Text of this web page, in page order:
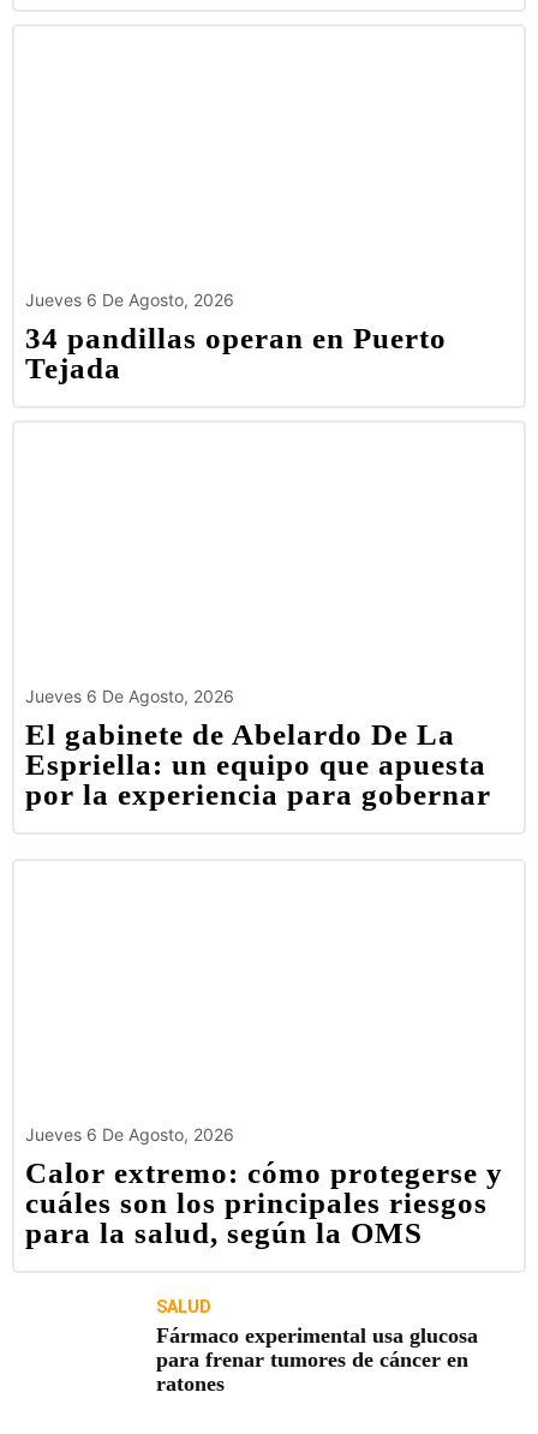
Jueves 6 De Agosto, 2026
34 pandillas operan en Puerto
Tejada
Jueves 6 De Agosto, 2026
El gabinete de Abelardo De La
Espriella: un equipo que apuesta
por la experiencia para gobernar
Jueves 6 De Agosto, 2026
Calor extremo: cómo protegerse y
cuáles son los principales riesgos
para la salud, según la OMS
SALUD
Fármaco experimental usa glucosa
para frenar tumores de cáncer en
ratones